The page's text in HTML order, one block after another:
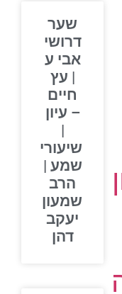
שער
דרושי
אבי ע
| עץ
חיים
– עיון
שיעורי
שמע |
הרב
שמעון
יעקב
דהן